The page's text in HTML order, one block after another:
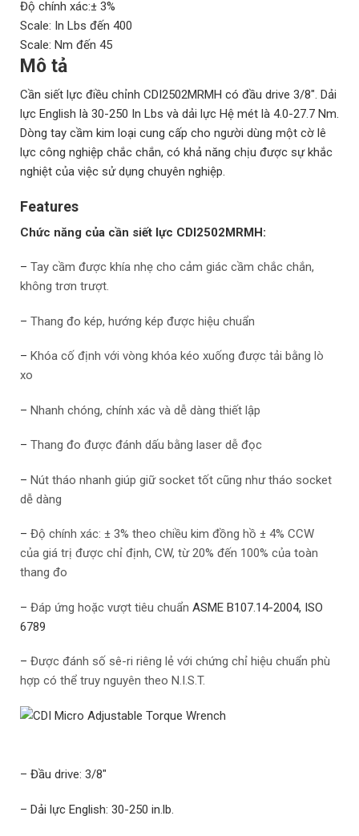
Độ chính xác:± 3%
Scale: In Lbs đến 400
Scale: Nm đến 45
Mô tả
Cần siết lực điều chỉnh CDI2502MRMH có đầu drive 3/8″. Dải
lực English là 30-250 In Lbs và dải lực Hệ mét là 4.0-27.7 Nm.
Dòng tay cầm kim loại cung cấp cho người dùng một cờ lê
lực công nghiệp chắc chắn, có khả năng chịu được sự khắc
nghiệt của việc sử dụng chuyên nghiệp.
Features
Chức năng của cần siết lực CDI2502MRMH:
– Tay cầm được khía nhẹ cho cảm giác cầm chắc chắn,
không trơn trượt.
– Thang đo kép, hướng kép được hiệu chuẩn
– Khóa cố định với vòng khóa kéo xuống được tải bằng lò
xo
– Nhanh chóng, chính xác và dễ dàng thiết lập
– Thang đo được đánh dấu bằng laser dễ đọc
– Nút tháo nhanh giúp giữ socket tốt cũng như tháo socket
dễ dàng
– Độ chính xác: ± 3% theo chiều kim đồng hồ ± 4% CCW
của giá trị được chỉ định, CW, từ 20% đến 100% của toàn
thang đo
– Đáp ứng hoặc vượt tiêu chuẩn ASME B107.14-2004, ISO
6789
– Được đánh số sê-ri riêng lẻ với chứng chỉ hiệu chuẩn phù
hợp có thể truy nguyên theo N.I.S.T.
– Đầu drive: 3/8″
– Dải lực English: 30-250 in.lb.